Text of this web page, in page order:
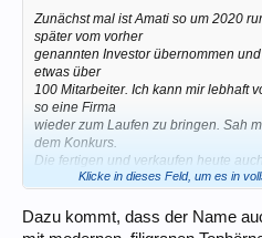
Zunächst mal ist Amati so um 2020
später vom vorher
genannten Investor übernommen
etwas über
100 Mitarbeiter. Ich kann mir lebhaft
so eine Firma
wieder zum Laufen zu bringen. Sah
dem Konkurs.
Die fertigen und verkaufen heute
Keilwerth Saxe im Jahr.
SlowJoe
Klicke in dieses Feld, um es in
Dazu kommt, dass der Name